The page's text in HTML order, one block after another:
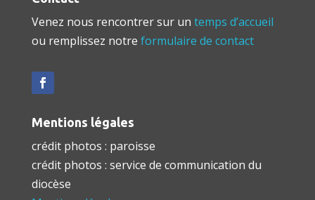
Venez nous rencontrer sur un temps d’accueil
ou remplissez notre formulaire de contact
Mentions légales
crédit photos : paroisse
crédit photos : service de communication du
diocèse